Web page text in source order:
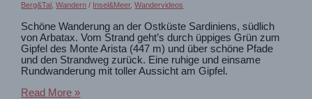
Berg&Tal ,Wandern / Insel&Meer,Wandervideos
Schöne Wanderung an der Ostküste Sardiniens, südlich
von Arbatax. Vom Strand geht’s durch üppiges Grün zum
Gipfel des Monte Arista (447 m) und über schöne Pfade
und den Strandweg zurück. Eine ruhige und einsame
Rundwanderung mit toller Aussicht am Gipfel.
Sardinien
Read More »